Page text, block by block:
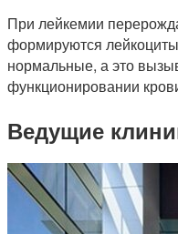
При лейкемии
формируются
нормальные, а это
функционировании
Ведущие